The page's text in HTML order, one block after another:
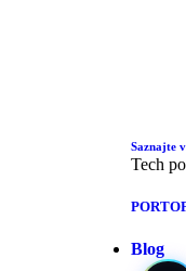
Saznajte
Tech
Blog